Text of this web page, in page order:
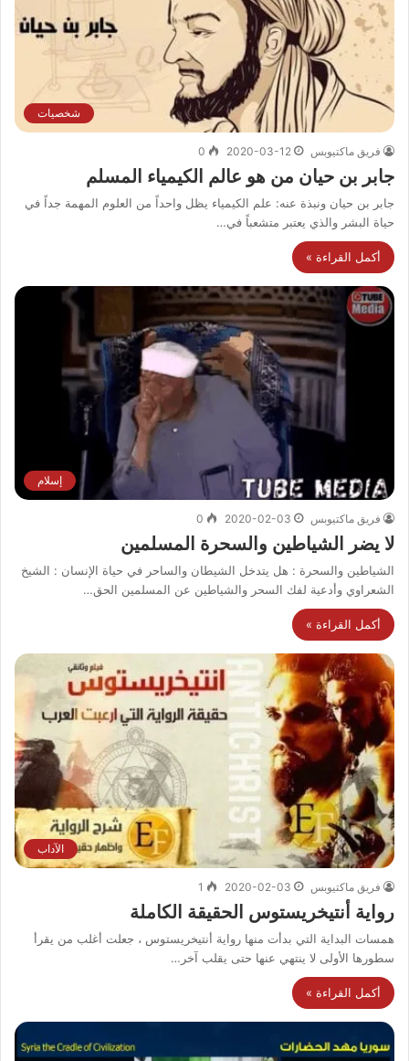
شخصيات
فريق ماكتيوبس 2020-03-12
0
جابر بن حيان من هو عالم الكيمياء المسلم
جابر بن حيان ونبذة عنه: علم الكيمياء يظل واحداً من العلوم المهمة جداً في
حياة البشر والذي يعتبر متشعباً في…
أكمل القراءة »
إسلام
فريق ماكتيوبس 2020-02-03
0
لا يضر الشياطين والسحرة المسلمين
الشياطين والسحرة : هل يتدخل الشيطان والساحر في حياة الإنسان : الشيخ
الشعراوي وأدعية لفك السحر والشياطين عن المسلمين الحق…
أكمل القراءة »
الآداب
فريق ماكتيوبس 2020-02-03
1
رواية أنتيخريستوس الحقيقة الكاملة
همسات البداية التي بدأت منها رواية أنتيخريستوس ، جعلت أغلب من يقرأ
سطورها الأولى لا ينتهي عنها حتى يقلب آخر…
أكمل القراءة »